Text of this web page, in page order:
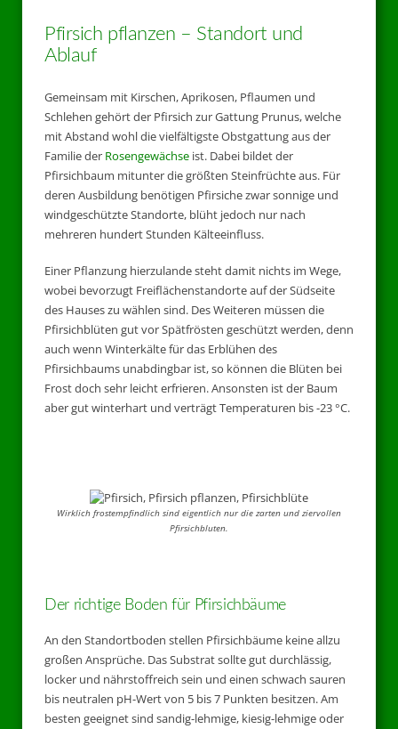
Pfirsich pflanzen – Standort und
Ablauf
Gemeinsam mit Kirschen, Aprikosen, Pflaumen und
Schlehen gehört der Pfirsich zur Gattung Prunus, welche
mit Abstand wohl die vielfältigste Obstgattung aus der
Familie der Rosengewächse ist. Dabei bildet der
Pfirsichbaum mitunter die größten Steinfrüchte aus. Für
deren Ausbildung benötigen Pfirsiche zwar sonnige und
windgeschützte Standorte, blüht jedoch nur nach
mehreren hundert Stunden Kälteeinfluss.
Einer Pflanzung hierzulande steht damit nichts im Wege,
wobei bevorzugt Freiflächenstandorte auf der Südseite
des Hauses zu wählen sind. Des Weiteren müssen die
Pfirsichblüten gut vor Spätfrösten geschützt werden, denn
auch wenn Winterkälte für das Erblühen des
Pfirsichbaums unabdingbar ist, so können die Blüten bei
Frost doch sehr leicht erfrieren. Ansonsten ist der Baum
aber gut winterhart und verträgt Temperaturen bis -23 °C.
Wirklich frostempfindlich sind eigentlich nur die zarten und ziervollen
Pfirsichbluten.
Der richtige Boden für Pfirsichbäume
An den Standortboden stellen Pfirsichbäume keine allzu
großen Ansprüche. Das Substrat sollte gut durchlässig,
locker und nährstoffreich sein und einen schwach sauren
bis neutralen pH-Wert von 5 bis 7 Punkten besitzen. Am
besten geeignet sind sandig-lehmige, kiesig-lehmige oder